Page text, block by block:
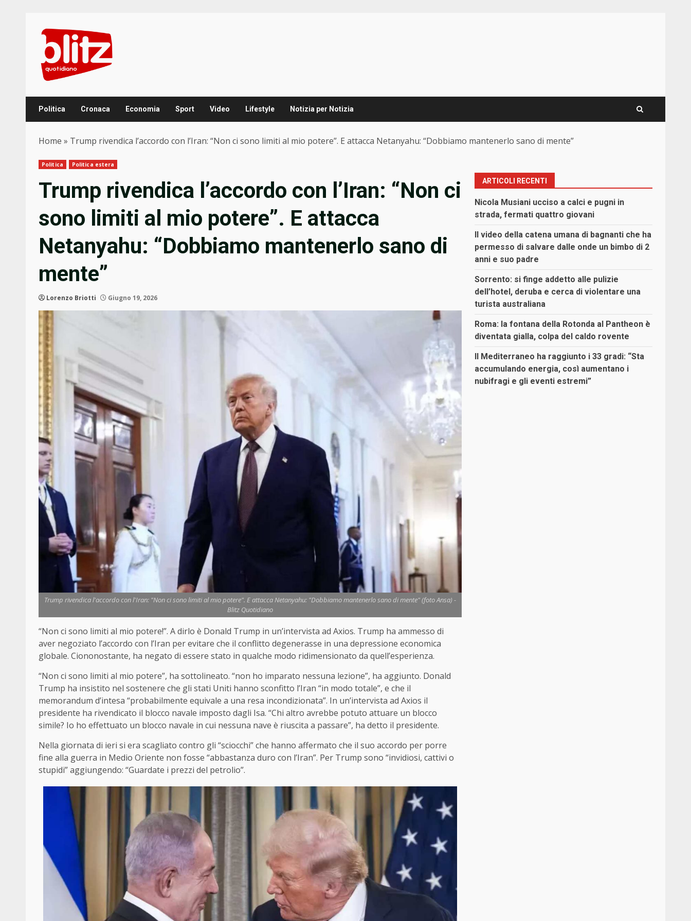
content
Politica Cronaca Economia Sport Video Lifestyle Notizia per Notizia
Home » Trump rivendica l’accordo con l’Iran: “Non ci sono limiti al mio potere”. E attacca Netanyahu: “Dobbiamo mantenerlo sano di mente”
Politica Politica estera
Trump rivendica l’accordo con l’Iran: “Non ci
sono limiti al mio potere”. E attacca
Netanyahu: “Dobbiamo mantenerlo sano di
mente”
Lorenzo Briotti Giugno 19, 2026
Trump rivendica l'accordo con l'Iran: "Non ci sono limiti al mio potere". E attacca Netanyahu: "Dobbiamo mantenerlo sano di mente" (foto Ansa) -
Blitz Quotidiano
“Non ci sono limiti al mio potere!”. A dirlo è Donald Trump in un’intervista ad Axios. Trump ha ammesso di
aver negoziato l’accordo con l’Iran per evitare che il conflitto degenerasse in una depressione economica
globale. Ciononostante, ha negato di essere stato in qualche modo ridimensionato da quell’esperienza.
“Non ci sono limiti al mio potere”, ha sottolineato. “non ho imparato nessuna lezione”, ha aggiunto. Donald
Trump ha insistito nel sostenere che gli stati Uniti hanno sconfitto l’Iran “in modo totale”, e che il
memorandum d’intesa “probabilmente equivale a una resa incondizionata”. In un’intervista ad Axios il
presidente ha rivendicato il blocco navale imposto dagli Isa. “Chi altro avrebbe potuto attuare un blocco
simile? Io ho effettuato un blocco navale in cui nessuna nave è riuscita a passare”, ha detto il presidente.
Nella giornata di ieri si era scagliato contro gli “sciocchi” che hanno affermato che il suo accordo per porre
fine alla guerra in Medio Oriente non fosse “abbastanza duro con l’Iran”. Per Trump sono “invidiosi, cattivi o
stupidi” aggiungendo: “Guardate i prezzi del petrolio”.
ARTICOLI RECENTI
Nicola Musiani ucciso a calci e pugni in
strada, fermati quattro giovani
Il video della catena umana di bagnanti che ha
permesso di salvare dalle onde un bimbo di 2
anni e suo padre
Sorrento: si finge addetto alle pulizie
dell’hotel, deruba e cerca di violentare una
turista australiana
Roma: la fontana della Rotonda al Pantheon è
diventata gialla, colpa del caldo rovente
Il Mediterraneo ha raggiunto i 33 gradi: “Sta
accumulando energia, così aumentano i
nubifragi e gli eventi estremi”